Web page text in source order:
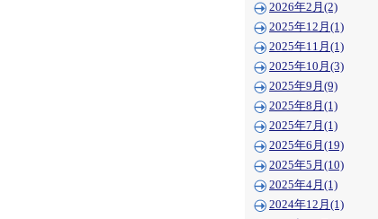
2026年2月(2)
2025年12月(1)
2025年11月(1)
2025年10月(3)
2025年9月(9)
2025年8月(1)
2025年7月(1)
2025年6月(19)
2025年5月(10)
2025年4月(1)
2024年12月(1)